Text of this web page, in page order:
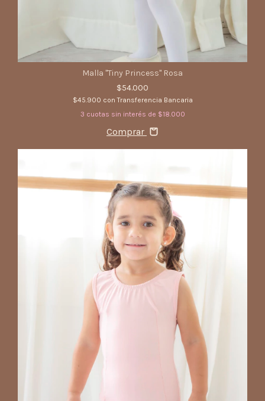
Malla "Tiny Princess" Rosa
$54.000
$45.900 con Transferencia Bancaria
3 cuotas sin interés de $18.000
Comprar